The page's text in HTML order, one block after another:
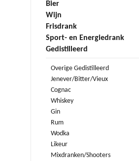
Bier
Wijn
Frisdrank
Sport- en Energiedrank
Gedistilleerd
Overige Gedistilleerd
Jenever/Bitter/Vieux
Cognac
Whiskey
Gin
Rum
Wodka
Likeur
Mixdranken/Shooters